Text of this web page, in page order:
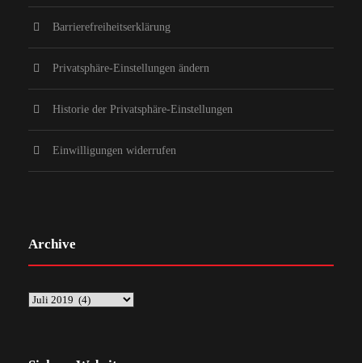
Barrierefreiheitserklärung
Privatsphäre-Einstellungen ändern
Historie der Privatsphäre-Einstellungen
Einwilligungen widerrufen
Archive